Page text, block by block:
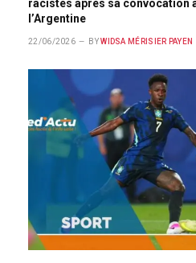
racistes après sa convocation
l’Argentine
22/06/2026 BY WIDSA MÉRISIER PAYEN